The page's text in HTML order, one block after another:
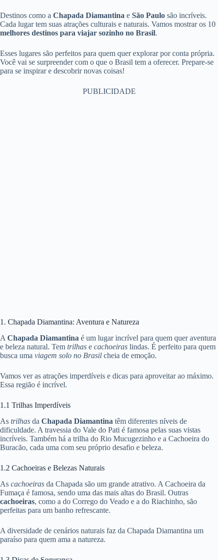
Destinos como a Chapada Diamantina e São Paulo são incríveis.
Cada lugar tem suas atrações culturais e naturais. Vamos mostrar os 10
melhores destinos para viajar sozinho no Brasil.
Esses lugares são perfeitos para quem quer explorar por conta própria.
Você vai se surpreender com o que o Brasil tem a oferecer. Prepare-se
para se inspirar e descobrir novas coisas!
PUBLICIDADE
1. Chapada Diamantina: Aventura e Natureza
A Chapada Diamantina é um lugar incrível para quem quer aventura
e beleza natural. Tem trilhas e cachoeiras lindas. É perfeito para quem
busca uma viagem solo no Brasil cheia de emoção.
Vamos ver as atrações imperdíveis e dicas para aproveitar ao máximo.
Essa região é incrível.
1.1 Trilhas Imperdíveis
As trilhas da Chapada Diamantina têm diferentes níveis de
dificuldade. A travessia do Vale do Pati é famosa pelas suas vistas
incríveis. Também há a trilha do Rio Mucugezinho e a Cachoeira do
Buracão, cada uma com seu próprio desafio e beleza.
1.2 Cachoeiras e Belezas Naturais
As cachoeiras da Chapada são um grande atrativo. A Cachoeira da
Fumaça é famosa, sendo uma das mais altas do Brasil. Outras
cachoeiras, como a do Corrego do Veado e a do Riachinho, são
perfeitas para um banho refrescante.
A diversidade de cenários naturais faz da Chapada Diamantina um
paraíso para quem ama a natureza.